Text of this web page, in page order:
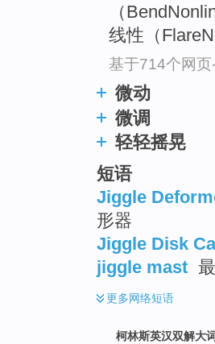
（
线性（
基于714个网页
微动
微调
轻轻摇晃
短语
Jiggle
形器
Jiggle Disk
jiggle mast
更多网络短语
柯林斯英汉双解大